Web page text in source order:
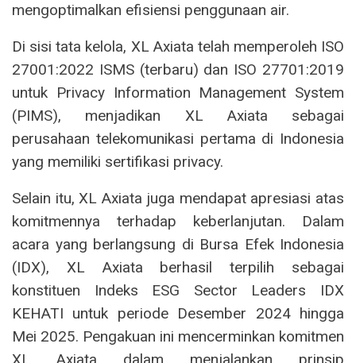
mengoptimalkan efisiensi penggunaan air.
Di sisi tata kelola, XL Axiata telah memperoleh ISO
27001:2022 ISMS (terbaru) dan ISO 27701:2019
untuk Privacy Information Management System
(PIMS), menjadikan XL Axiata sebagai
perusahaan telekomunikasi pertama di Indonesia
yang memiliki sertifikasi privacy.
Selain itu, XL Axiata juga mendapat apresiasi atas
komitmennya terhadap keberlanjutan. Dalam
acara yang berlangsung di Bursa Efek Indonesia
(IDX), XL Axiata berhasil terpilih sebagai
konstituen Indeks ESG Sector Leaders IDX
KEHATI untuk periode Desember 2024 hingga
Mei 2025. Pengakuan ini mencerminkan komitmen